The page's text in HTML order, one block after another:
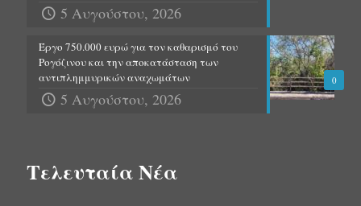
5 Αυγούστου, 2026
0
Έργο 750.000 ευρώ για τον καθαρισμό του
Ρογόζινου και την αποκατάσταση των
αντιπλημμυρικών αναχωμάτων
5 Αυγούστου, 2026
Τελευταία Νέα